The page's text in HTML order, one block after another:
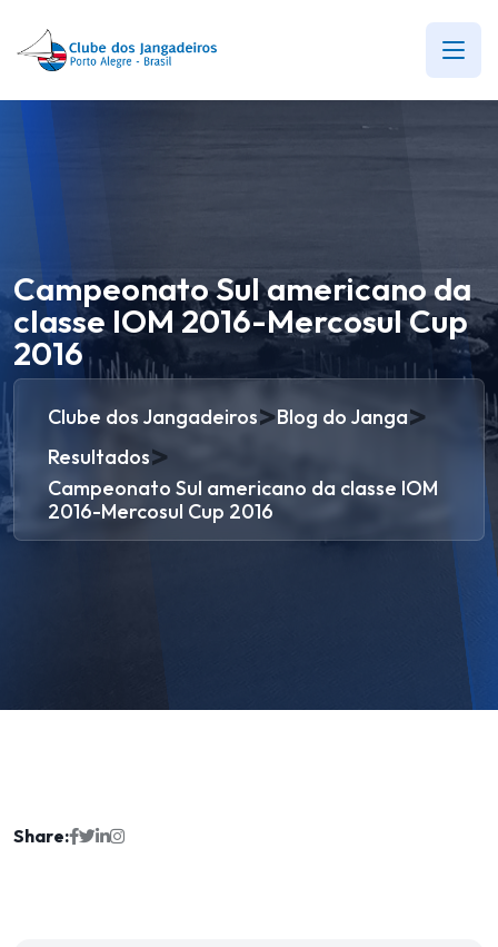
Campeonato Sul americano da
classe IOM 2016-Mercosul Cup
2016
Clube dos Jangadeiros>Blog do Janga>
Resultados>
Campeonato Sul americano da classe IOM
2016-Mercosul Cup 2016
Share: